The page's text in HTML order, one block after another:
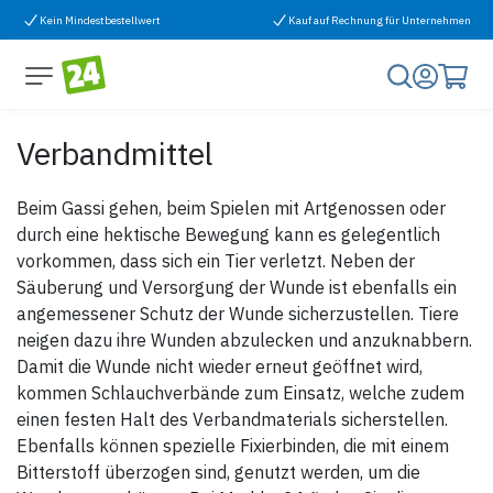
Zum Inhalt springen
Kein Mindestbestellwert Kauf auf Rechnung für Unternehmen
Verbandmittel
Beim Gassi gehen, beim Spielen mit Artgenossen oder
durch eine hektische Bewegung kann es gelegentlich
vorkommen, dass sich ein Tier verletzt. Neben der
Säuberung und Versorgung der Wunde ist ebenfalls ein
angemessener Schutz der Wunde sicherzustellen. Tiere
neigen dazu ihre Wunden abzulecken und anzuknabbern.
Damit die Wunde nicht wieder erneut geöffnet wird,
kommen Schlauchverbände zum Einsatz, welche zudem
einen festen Halt des Verbandmaterials sicherstellen.
Ebenfalls können spezielle Fixierbinden, die mit einem
Bitterstoff überzogen sind, genutzt werden, um die